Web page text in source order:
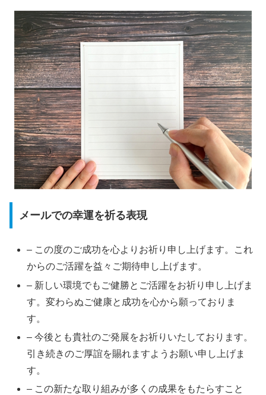
メールでの幸運を祈る表現
– この度のご成功を心よりお祈り申し上げます。これ
からのご活躍を益々ご期待申し上げます。
– 新しい環境でもご健勝とご活躍をお祈り申し上げま
す。変わらぬご健康と成功を心から願っておりま
す。
– 今後とも貴社のご発展をお祈りいたしております。
引き続きのご厚誼を賜れますようお願い申し上げま
す。
– この新たな取り組みが多くの成果をもたらすこと